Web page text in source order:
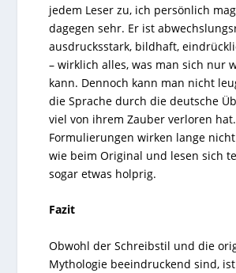
jedem Leser zu, ich persönlich
dagegen sehr. Er ist
ausdrucksstark, bildhaft,
– wirklich alles, was man sich nur
kann. Dennoch kann man nicht
die Sprache durch die deutsche
viel von ihrem Zauber verloren
Formulierungen wirken lange
wie beim Original und lesen sich
sogar etwas holprig.
Fazit
Obwohl der Schreibstil und die
Mythologie beeindruckend sind,